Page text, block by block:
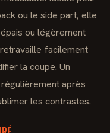
ou le side part, elle
ou légèrement
facilement
la coupe. Un
après
les contrastes.